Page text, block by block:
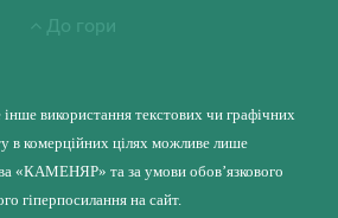
До гори
використання текстових чи графічних
в комерційних цілях можливе лише
«КАМЕНЯР» та за умови обов’язкового
гіперпосилання на сайт.